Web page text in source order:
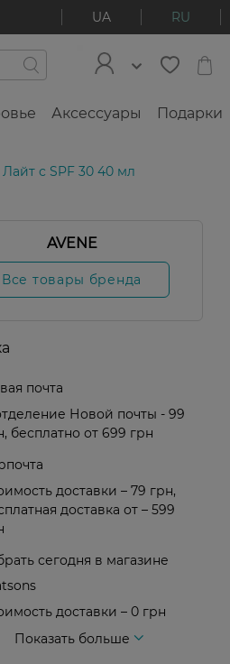
UA RU
Аксессуары Подарки
с SPF 30 40 мл
AVENE
Все товары бренда
почта
Новой почты - 99
бесплатно от 699 грн
доставки – 79 грн,
доставка от – 599
сегодня в магазине
доставки – 0 грн
Показать больше